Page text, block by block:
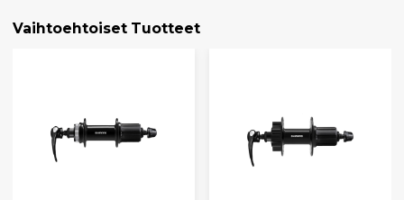
Vaihtoehtoiset Tuotteet